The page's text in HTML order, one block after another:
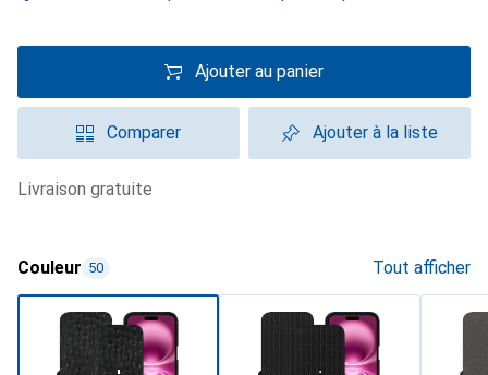
Ajouter au panier
Comparer Ajouter à la liste
livraison gratuite
Couleur 50 Tout afficher